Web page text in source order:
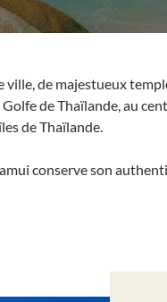
ville, de majestueux
de Thaïlande, au
de Thaïlande.
conserve son